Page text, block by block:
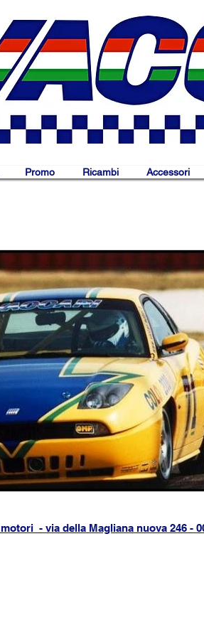
Promo Ricambi Accessori
- via della Magliana nuova 246 -